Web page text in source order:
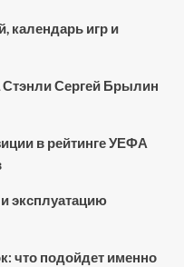
календарь игр и
Стэнли Сергей Брылин
в рейтинге УЕФА
эксплуатацию
что подойдет именно